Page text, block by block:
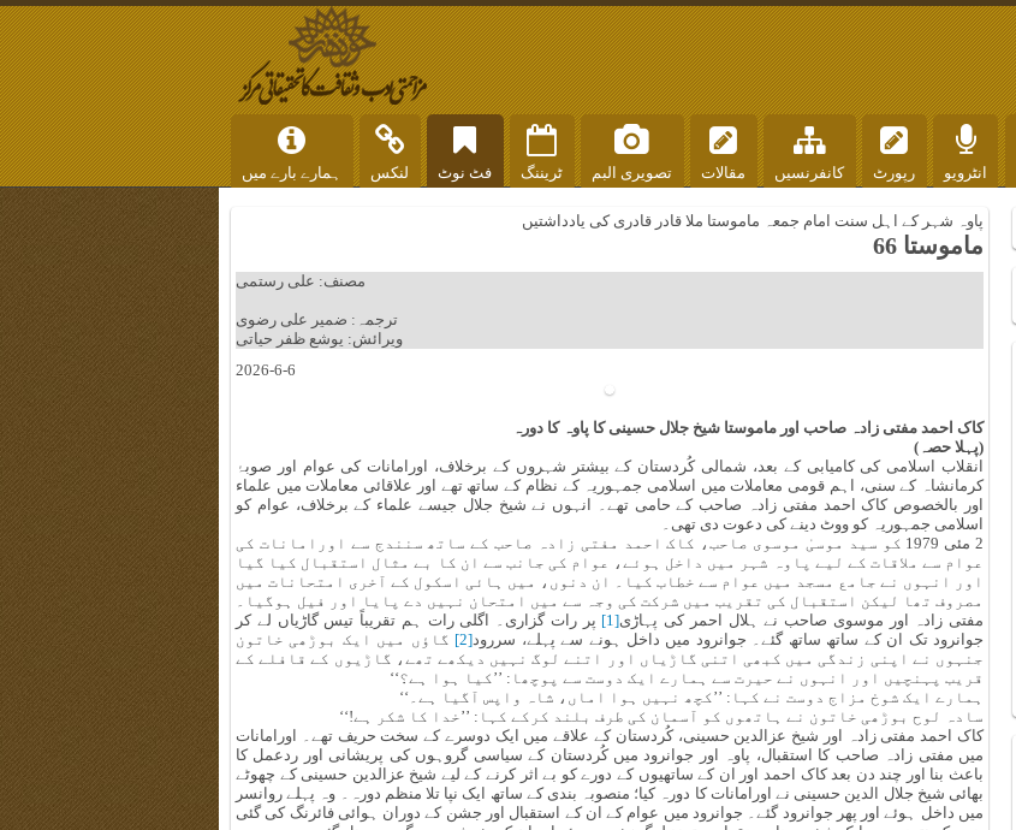
انٹرویو رپورٹ کانفرنسیں مقالات تصویری البم ٹریننگ فٹ نوٹ لنکس ہمارے بارے میں
پاوہ شہر کے اہل سنت امام جمعہ ماموستا ملا قادر قادری کی یادداشتیں
ماموستا 66
مصنف: علی رستمی
ترجمہ: ضمیر علی رضوی
ویرائش: یوشع ظفر حیاتی
2026-6-6
کاک احمد مفتی زادہ صاحب اور ماموستا شیخ جلال حسینی کا پاوہ کا دورہ
(پہلا حصہ)
انقلاب اسلامی کی کامیابی کے بعد، شمالی کُردستان کے بیشتر شہروں کے برخلاف، اورامانات کی عوام اور صوبۂ
کرمانشاہ کے سنی، اہم قومی معاملات میں اسلامی جمہوریہ کے نظام کے ساتھ تھے اور علاقائی معاملات میں علماء
اور بالخصوص کاک احمد مفتی زادہ صاحب کے حامی تھے۔ انہوں نے شیخ جلال جیسے علماء کے برخلاف، عوام کو
اسلامی جمہوریہ کو ووٹ دینے کی دعوت دی تھی۔
2 مئی 1979 کو سید موسیٰ موسوی صاحب، کاک احمد مفتی زادہ صاحب کے ساتھ سنندج سے اورامانات کی
عوام سے ملاقات کے لیے پاوہ شہر میں داخل ہوئے، عوام کی جانب سے ان کا بے مثال استقبال کیا گیا
اور انہوں نے جامع مسجد میں عوام سے خطاب کیا۔ ان دنوں، میں ہائی اسکول کے آخری امتحانات میں
مصروف تھا لیکن استقبال کی تقریب میں شرکت کی وجہ سے میں امتحان نہیں دے پایا اور فیل ہوگیا۔
مفتی زادہ اور موسوی صاحب نے ہلال احمر کی پہاڑی[1]
پر رات گزاری۔ اگلی رات ہم تقریباً تیس گاڑیاں لے کر
جوانرود تک ان کے ساتھ ساتھ گئے۔ جوانرود میں داخل ہونے سے پہلے، سررود[2]
گاؤں میں ایک بوڑھی خاتون
جنہوں نے اپنی زندگی میں کبھی اتنی گاڑیاں اور اتنے لوگ نہیں دیکھے تھے، گاڑیوں کے قافلے کے
قریب پہنچیں اور انہوں نے حیرت سے ہمارے ایک دوست سے پوچھا: ’’کیا ہوا ہے؟‘‘
ہمارے ایک شوخ مزاج دوست نے کہا: ’’کچھ نہیں ہوا اماں، شاہ واپس آگیا ہے۔‘‘
سادہ لوح بوڑھی خاتون نے ہاتھوں کو آسمان کی طرف بلند کرکے کہا: ’’خدا کا شکر ہے!‘‘
کاک احمد مفتی زادہ اور شیخ عزالدین حسینی، کُردستان کے علاقے میں ایک دوسرے کے سخت حریف تھے۔ اورامانات
میں مفتی زادہ صاحب کا استقبال، پاوہ اور جوانرود میں کُردستان کے سیاسی گروہوں کی پریشانی اور ردعمل کا
باعث بنا اور چند دن بعد کاک احمد اور ان کے ساتھیوں کے دورے کو بے اثر کرنے کے لیے شیخ عزالدین حسینی کے چھوٹے
بھائی شیخ جلال الدین حسینی نے اورامانات کا دورہ کیا؛ منصوبہ بندی کے ساتھ ایک نپا تلا منظم دورہ۔ وہ پہلے روانسر
میں داخل ہوئے اور پھر جوانرود گئے۔ جوانرود میں عوام کے ان کے استقبال اور جشن کے دوران ہوائی فائرنگ کی گئی